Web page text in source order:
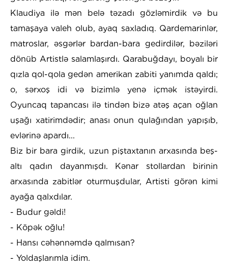
Klaudiya ilə mən belə təzadı gözləmirdik və bu
tamaşaya valeh olub, ayaq saxladıq. Qardemarinlər,
matroslar, əsgərlər bardan-bara gedirdilər, bəziləri
dönüb Artistlə salamlaşırdı. Qarabuğdayı, boyalı bir
qızla qol-qola gedən amerikan zabiti yanımda qaldı;
o, sərxoş idi və bizimlə yenə içmək istəyirdi.
Oyuncaq tapancası ilə tindən bizə atəş açan oğlan
uşağı xatirimdədir; anası onun qulağından yapışıb,
evlərinə apardı...
Biz bir bara girdik, uzun piştaxtanın arxasında beş-
altı qadın dayanmışdı. Kənar stollardan birinin
arxasında zabitlər oturmuşdular, Artisti görən kimi
ayağa qalxdılar.
- Budur gəldi!
- Köpək oğlu!
- Hansı cəhənnəmdə qalmısan?
- Yoldaşlarımla idim.